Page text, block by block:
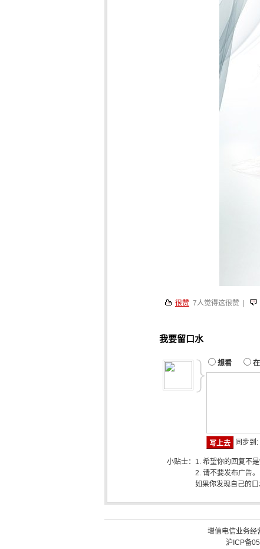
很赞 7人觉得这很赞 |
我要留口水
想看
同步到:
小贴士： 1. 希望你的回复不是
2. 请不要发布广告。
如果你发现自己的口
增值电信业务经
沪ICP备